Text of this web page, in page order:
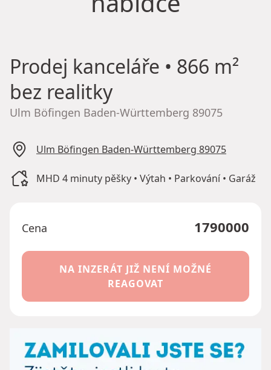
Prodej kanceláře • 866 m²
bez realitky
Ulm Böfingen Baden-Württemberg 89075
Ulm Böfingen Baden-Württemberg 89075
MHD 4 minuty pěšky • Výtah • Parkování • Garáž
Cena 1790000
NA INZERÁT JIŽ NENÍ MOŽNÉ
REAGOVAT